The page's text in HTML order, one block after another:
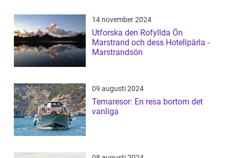
14 november 2024
Utforska den Rofyllda Ön
Marstrand och dess Hotellpärla -
Marstrandsön
09 augusti 2024
Temaresor: En resa bortom det
vanliga